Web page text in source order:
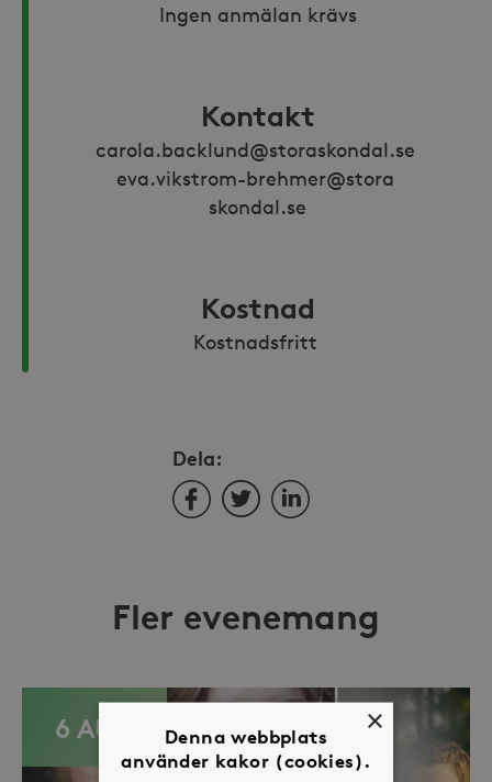
Ingen anmälan krävs
Kontakt
carola.backlund@storaskondal.se
eva.vikstrom-brehmer@stora
skondal.se
Kostnad
Kostnadsfritt
Dela:
FacebookTwitterLinkedIn
Fler evenemang
6 AUG ×
Denna webbplats
använder kakor (cookies).